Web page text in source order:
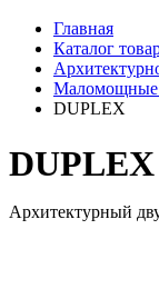
Главная
Каталог
Маломощные
DUPLEX
DUPLEX
Архитектурный